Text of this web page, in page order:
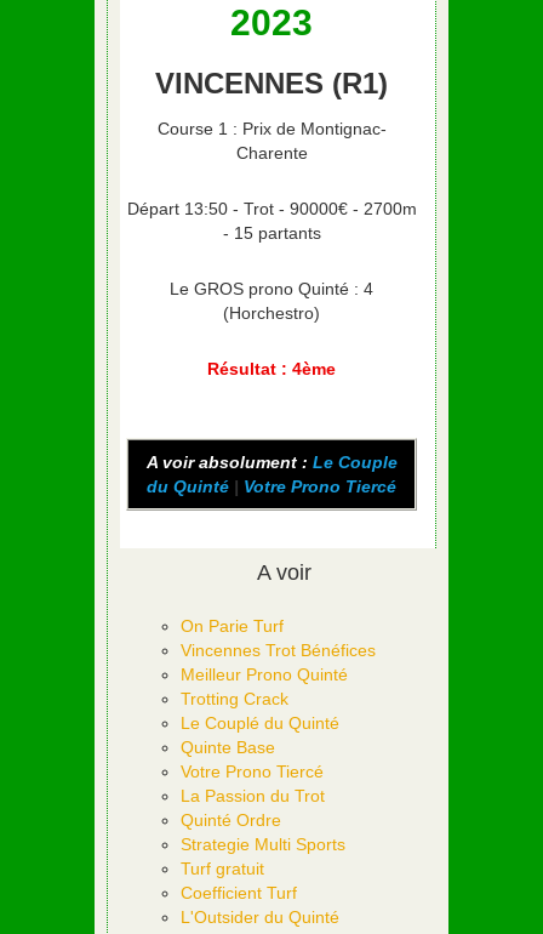
2023
VINCENNES (R1)
Course 1 : Prix de Montignac-
Charente
Départ 13:50 - Trot - 90000€ - 2700m
- 15 partants
Le GROS prono Quinté : 4
(Horchestro)
Résultat : 4ème
A voir absolument : Le Couple
du Quinté | Votre Prono Tiercé
A voir
On Parie Turf
Vincennes Trot Bénéfices
Meilleur Prono Quinté
Trotting Crack
Le Couplé du Quinté
Quinte Base
Votre Prono Tiercé
La Passion du Trot
Quinté Ordre
Strategie Multi Sports
Turf gratuit
Coefficient Turf
L'Outsider du Quinté